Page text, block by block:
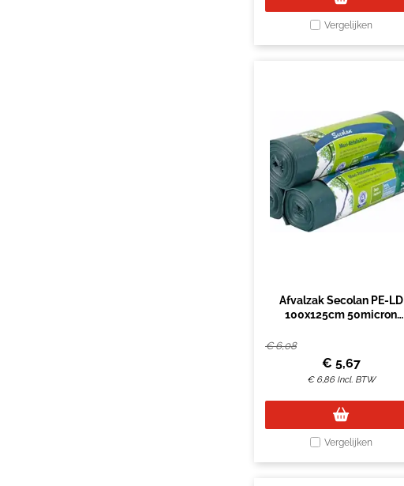
Vergelijken
Afvalzak Secolan PE-LD
100x125cm 50micron
€6,08
€ 5,67
€ 6,86 Incl. BTW
Vergelijken